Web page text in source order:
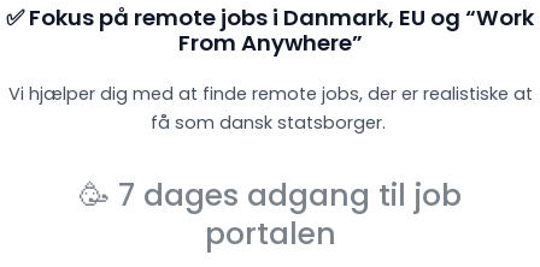
✅ Fokus på remote jobs i Danmark, EU og “Work
From Anywhere”
Vi hjælper dig med at finde remote jobs, der er realistiske at
få som dansk statsborger.
🥳 7 dages adgang til job
portalen